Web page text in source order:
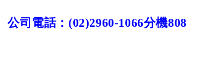
公司電話： (02)2960-1066分機808